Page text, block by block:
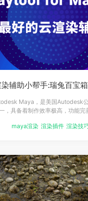
箱
箱
箱
箱
箱
箱
云渲染方案
染方案
云渲染方案
染方案
云渲染方案
染方案
云渲染方案
染方案
云渲染方案
染方案
云渲染方案
染方案
会
会
会
会
会
会
辅助小帮手:瑞兔百宝箱
Maya，是美国Autodesk
，具备着制作效率极高，功能完
款诸多人使用的专业三维动画软
maya渲染 渲染插件 渲染技